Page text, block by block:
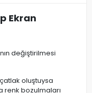
Ekran
değiştirilmesi
oluştuysa
renk bozulmaları